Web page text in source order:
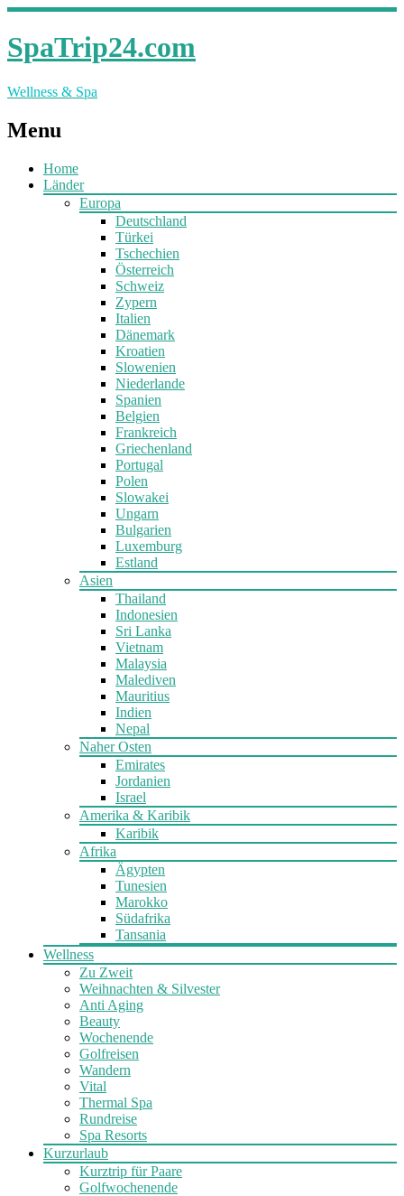
SpaTrip24.com
Wellness & Spa
Menu
Home
Länder
Europa
Deutschland
Türkei
Tschechien
Österreich
Schweiz
Zypern
Italien
Dänemark
Kroatien
Slowenien
Niederlande
Spanien
Belgien
Frankreich
Griechenland
Portugal
Polen
Slowakei
Ungarn
Bulgarien
Luxemburg
Estland
Asien
Thailand
Indonesien
Sri Lanka
Vietnam
Malaysia
Malediven
Mauritius
Indien
Nepal
Naher Osten
Emirates
Jordanien
Israel
Amerika & Karibik
Karibik
Afrika
Ägypten
Tunesien
Marokko
Südafrika
Tansania
Wellness
Zu Zweit
Weihnachten & Silvester
Anti Aging
Beauty
Wochenende
Golfreisen
Wandern
Vital
Thermal Spa
Rundreise
Spa Resorts
Kurzurlaub
Kurztrip für Paare
Golfwochenende